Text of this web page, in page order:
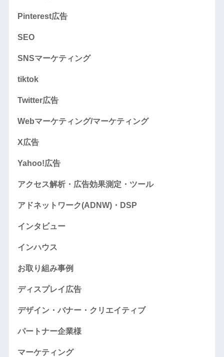
Pinterest広告
SEO
SNSマーケティング
tiktok
Twitter広告
Webマーケティング/マーケティング
X広告
Yahoo!広告
アクセス解析・広告効果測定・ツール
アドネットワーク(ADNW)・DSP
インタビュー
インハウス
お取り組み事例
ディスプレイ広告
デザイン・バナー・クリエイティブ
パートナー企業様
マーケティング